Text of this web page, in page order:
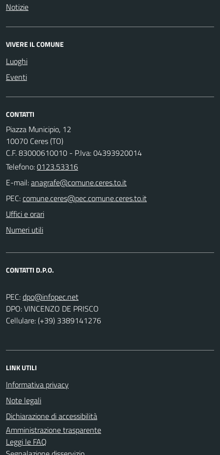
Notizie
VIVERE IL COMUNE
Luoghi
Eventi
CONTATTI
Piazza Municipio, 12
10070 Ceres (TO)
C.F. 83000610010 - P.Iva: 04393920014
Telefono:0123.53316
E-mail:
PEC:
Uffici e orari
Numeri utili
CONTATTI D.P.O.
PEC:
DPO: VINCENZO DE PRISCO
Cellulare: (+39) 3389141276
LINK UTILI
Informativa privacy
Note legali
Dichiarazione di accessibilità
Amministrazione trasparente
Leggi le FAQ